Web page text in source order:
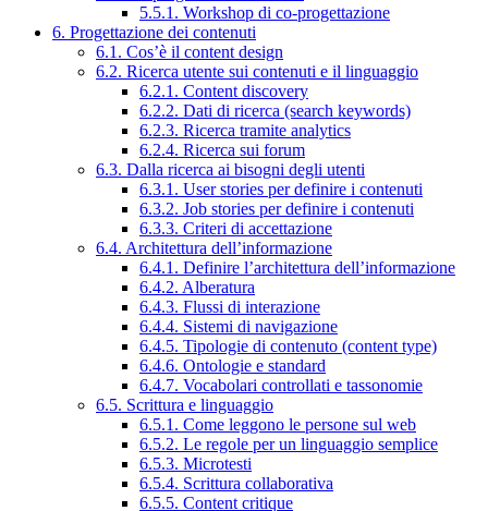
5.5.1. Workshop di co-progettazione
6. Progettazione dei contenuti
6.1. Cos’è il content design
6.2. Ricerca utente sui contenuti e il linguaggio
6.2.1. Content discovery
6.2.2. Dati di ricerca (search keywords)
6.2.3. Ricerca tramite analytics
6.2.4. Ricerca sui forum
6.3. Dalla ricerca ai bisogni degli utenti
6.3.1. User stories per definire i contenuti
6.3.2. Job stories per definire i contenuti
6.3.3. Criteri di accettazione
6.4. Architettura dell’informazione
6.4.1. Definire l’architettura dell’informazione
6.4.2. Alberatura
6.4.3. Flussi di interazione
6.4.4. Sistemi di navigazione
6.4.5. Tipologie di contenuto (content type)
6.4.6. Ontologie e standard
6.4.7. Vocabolari controllati e tassonomie
6.5. Scrittura e linguaggio
6.5.1. Come leggono le persone sul web
6.5.2. Le regole per un linguaggio semplice
6.5.3. Microtesti
6.5.4. Scrittura collaborativa
6.5.5. Content critique